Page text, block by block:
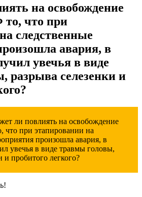
на освобождение
что при
следственные
авария, в
увечья в виде
разрыва селезенки и
ли повлиять на освобождение
что при этапировании на
произошла авария, в
увечья в виде травмы головы,
и пробитого легкого?